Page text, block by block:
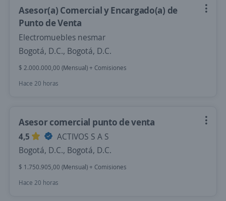
Asesor(a) Comercial y Encargado(a) de
Punto de Venta
Electromuebles nesmar
Bogotá, D.C., Bogotá, D.C.
$ 2.000.000,00 (Mensual) + Comisiones
Hace 20 horas
Asesor comercial punto de venta
4,5
ACTIVOS S A S
Bogotá, D.C., Bogotá, D.C.
$ 1.750.905,00 (Mensual) + Comisiones
Hace 20 horas